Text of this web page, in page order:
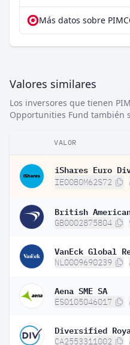
Valores similares
Los inversores que tienen
Opportunities Fund también
VALOR
iShares Euro
IE00B0M62S72
British
GB0002875804
VanEck Global
NL0009690239
Aena SME SA
ES0105046017
Diversified
CA2553311002